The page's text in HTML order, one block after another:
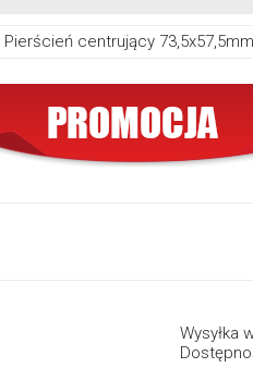
Pierścień centrujący 73,5x57,5mm
Wysyłka